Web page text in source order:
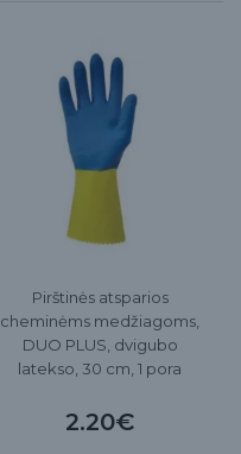
Pirštinės atsparios
cheminėms medžiagoms,
DUO PLUS, dvigubo
latekso, 30 cm, 1 pora
2.20€